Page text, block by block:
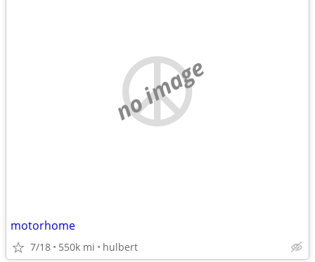
no image
motorhome
7/18 550k mi hulbert